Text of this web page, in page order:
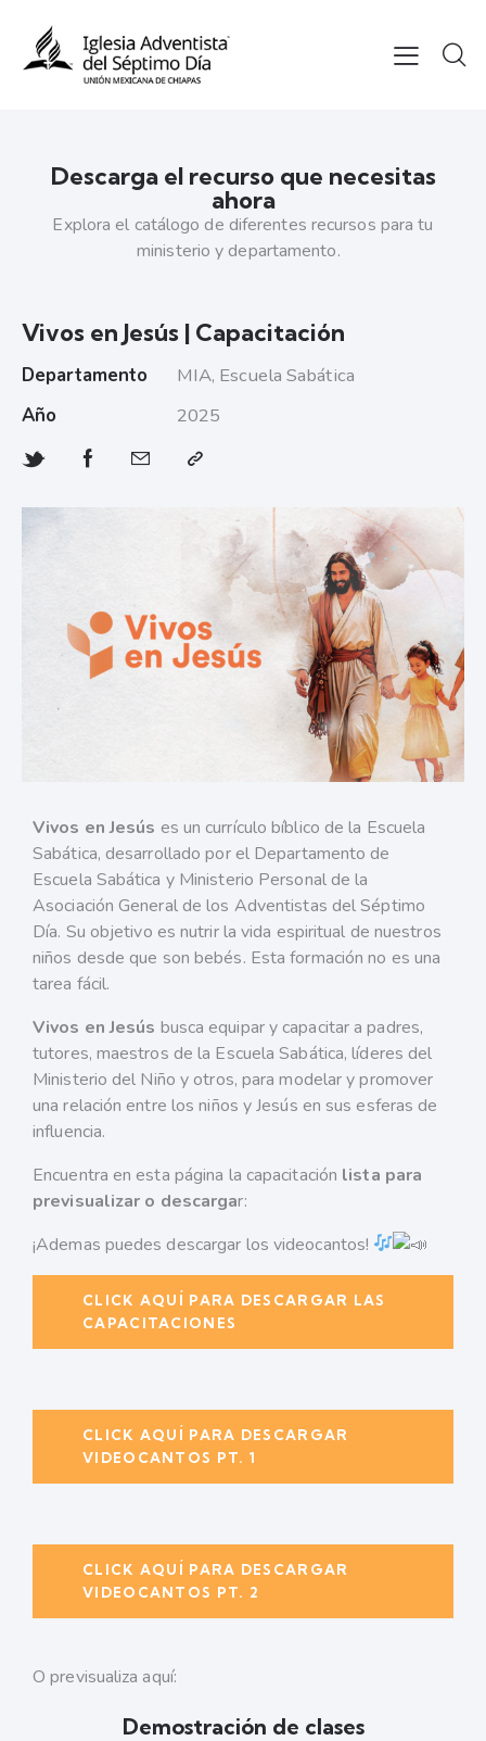
Descarga el recurso que necesitas
ahora
Explora el catálogo de diferentes recursos para tu
ministerio y departamento.
Vivos en Jesús | Capacitación
Departamento
MIA, Escuela Sabática
Año
2025
Vivos en Jesús es un currículo bíblico de la Escuela
Sabática, desarrollado por el Departamento de
Escuela Sabática y Ministerio Personal de la
Asociación General de los Adventistas del Séptimo
Día. Su objetivo es nutrir la vida espiritual de nuestros
niños desde que son bebés. Esta formación no es una
tarea fácil.
Vivos en Jesús busca equipar y capacitar a padres,
tutores, maestros de la Escuela Sabática, líderes del
Ministerio del Niño y otros, para modelar y promover
una relación entre los niños y Jesús en sus esferas de
influencia.
Encuentra en esta página la capacitación lista para
previsualizar o descargar:
¡Ademas puedes descargar los videocantos!
CLICK AQUÍ PARA DESCARGAR LAS
CAPACITACIONES
CLICK AQUÍ PARA DESCARGAR
VIDEOCANTOS PT. 1
CLICK AQUÍ PARA DESCARGAR
VIDEOCANTOS PT. 2
O previsualiza aquí:
Demostración de clases